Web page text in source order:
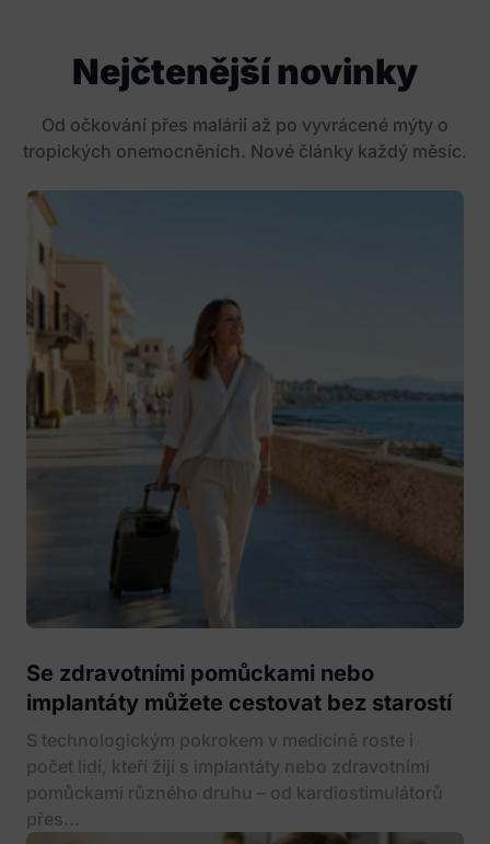
Nejčtenější novinky
Od očkování přes malárii až po vyvrácené mýty o
tropických onemocněních. Nové články každý měsíc.
Se zdravotními pomůckami nebo
implantáty můžete cestovat bez starostí
S technologickým pokrokem v medicíně roste i
počet lidí, kteří žijí s implantáty nebo zdravotními
pomůckami různého druhu – od kardiostimulátorů
přes...